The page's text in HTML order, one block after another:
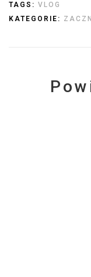
TAGS: VLOG
KATEGORIE: